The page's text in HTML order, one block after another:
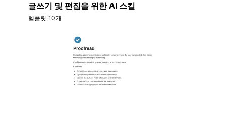
글쓰기 및 편집을 위한 AI 스킬
템플릿 10개